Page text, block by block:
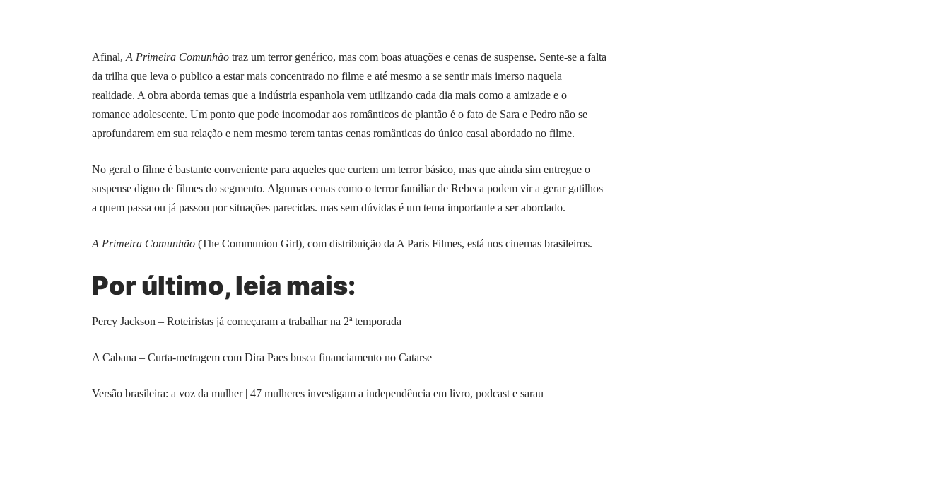
Afinal, A Primeira Comunhão traz um terror genérico, mas com boas atuações e cenas de suspense. Sente-se a falta
da trilha que leva o publico a estar mais concentrado no filme e até mesmo a se sentir mais imerso naquela
realidade. A obra aborda temas que a indústria espanhola vem utilizando cada dia mais como a amizade e o
romance adolescente. Um ponto que pode incomodar aos românticos de plantão é o fato de Sara e Pedro não se
aprofundarem em sua relação e nem mesmo terem tantas cenas românticas do único casal abordado no filme.
No geral o filme é bastante conveniente para aqueles que curtem um terror básico, mas que ainda sim entregue o
suspense digno de filmes do segmento. Algumas cenas como o terror familiar de Rebeca podem vir a gerar gatilhos
a quem passa ou já passou por situações parecidas. mas sem dúvidas é um tema importante a ser abordado.
A Primeira Comunhão (The Communion Girl), com distribuição da A Paris Filmes, está nos cinemas brasileiros.
Por último, leia mais:
Percy Jackson – Roteiristas já começaram a trabalhar na 2ª temporada
A Cabana – Curta-metragem com Dira Paes busca financiamento no Catarse
Versão brasileira: a voz da mulher | 47 mulheres investigam a independência em livro, podcast e sarau